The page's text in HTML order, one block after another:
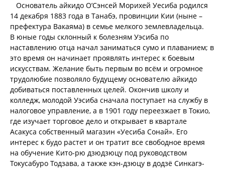
Основатель айкидо О’Сэнсей Морихей Уесиба родился
14 декабря 1883 года в Танабэ, провинции Кии (ныне –
префектура Вакаяма) в семье мелкого землевладельца.
В юные годы склонный к болезням Уэсиба по
наставлению отца начал заниматься сумо и плаванием; в
это время он начинает проявлять интерес к боевым
искусствам. Желание быть первым во всём и огромное
трудолюбие позволяло будущему основателю айкидо
добиваться поставленных целей. Окончив школу и
колледж, молодой Уэсиба сначала поступает на службу в
налоговое управление, а в 1901 году переезжает в Токио,
где изучает торговое дело и открывает в квартале
Асакуса собственный магазин «Уесиба Сонай». Его
интерес к будо растет и он тратит все свободное время
на обучение Кито-рю дзюдзюцу под руководством
Токусабуро Тодзава, а также кэн-дзюцу в додзё Синкагэ-